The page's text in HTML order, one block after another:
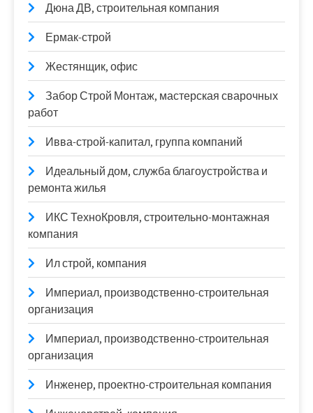
Дюна ДВ, строительная компания
Ермак-строй
Жестянщик, офис
Забор Строй Монтаж, мастерская сварочных
работ
Ивва-строй-капитал, группа компаний
Идеальный дом, служба благоустройства и
ремонта жилья
ИКС ТехноКровля, строительно-монтажная
компания
Ил строй, компания
Империал, производственно-строительная
организация
Империал, производственно-строительная
организация
Инженер, проектно-строительная компания